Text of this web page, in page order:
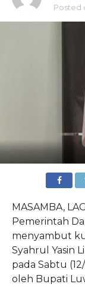
Posted
MASAMBA,
Pemerintah
menyambut
Syahrul Yasin
pada Sabtu
oleh Bupati